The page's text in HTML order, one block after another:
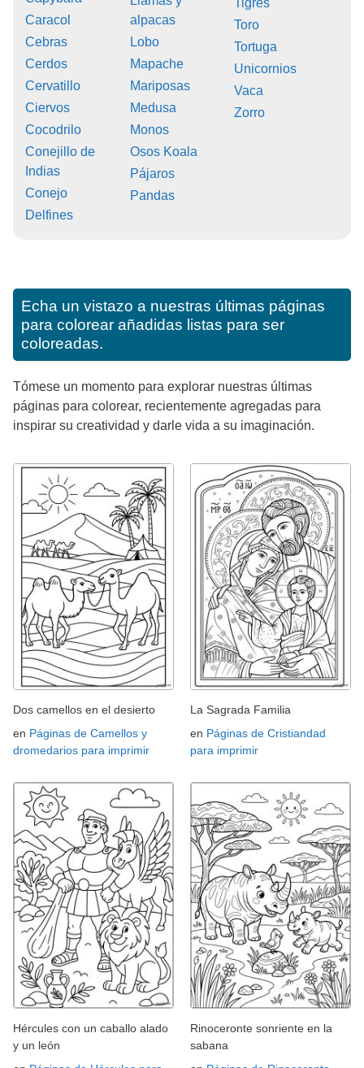
Caracol
Cebras
Cerdos
Cervatillo
Ciervos
Cocodrilo
Conejillo de
Indias
Conejo
Delfines
alpacas
Lobo
Mapache
Mariposas
Medusa
Monos
Osos Koala
Pájaros
Pandas
Toro
Tortuga
Unicornios
Vaca
Zorro
Echa un vistazo a nuestras últimas páginas
para colorear añadidas listas para ser
coloreadas.
Tómese un momento para explorar nuestras últimas
páginas para colorear, recientemente agregadas para
inspirar su creatividad y darle vida a su imaginación.
Dos camellos en el desierto
en Páginas de Camellos y
dromedarios para imprimir
La Sagrada Familia
en Páginas de Cristiandad
para imprimir
Hércules con un caballo alado
y un león
Rinoceronte sonriente en la
sabana